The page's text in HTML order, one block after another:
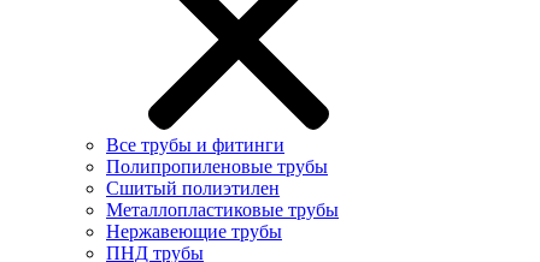
Все трубы и фитинги
Полипропиленовые трубы
Сшитый полиэтилен
Металлопластиковые трубы
Нержавеющие трубы
ПНД трубы